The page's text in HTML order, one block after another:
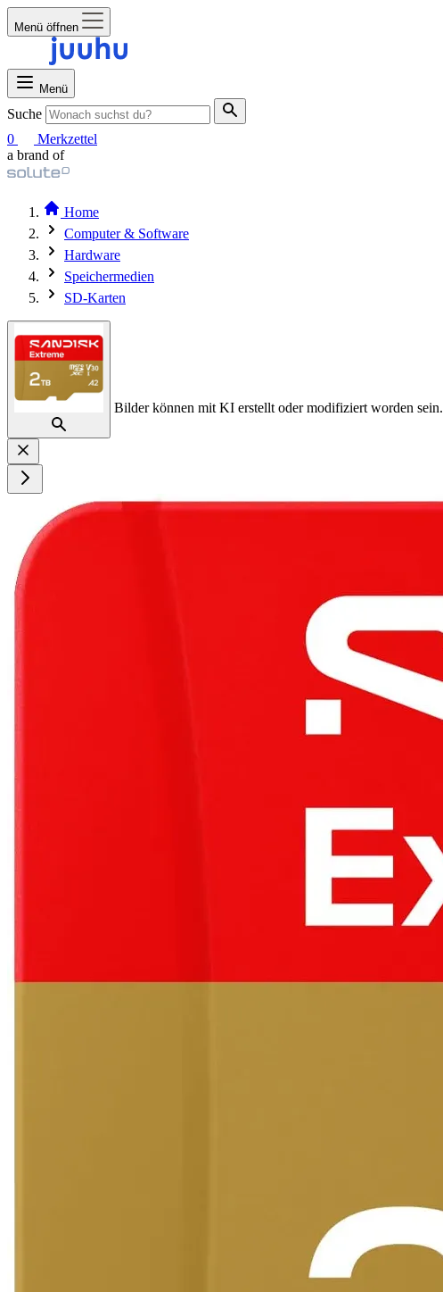
Menü öffnen
Menü
Suche
0
Merkzettel
a brand of
Home
Computer & Software
Hardware
Speichermedien
SD-Karten
Bilder können mit KI erstellt oder modifiziert worden sein.